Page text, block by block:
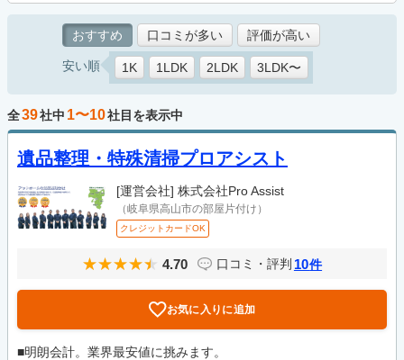
おすすめ 口コミが多い 評価が高い
安い順 1K 1LDK 2LDK 3LDK〜
全39社中 1〜10社目を表示中
遺品整理・特殊清掃プロアシスト
[運営会社] 株式会社Pro Assist
（岐阜県高山市の部屋片付け）
クレジットカードOK
4.70 口コミ・評判 10件
お気に入りに追加
■明朗会計。業界最安値に挑みます。